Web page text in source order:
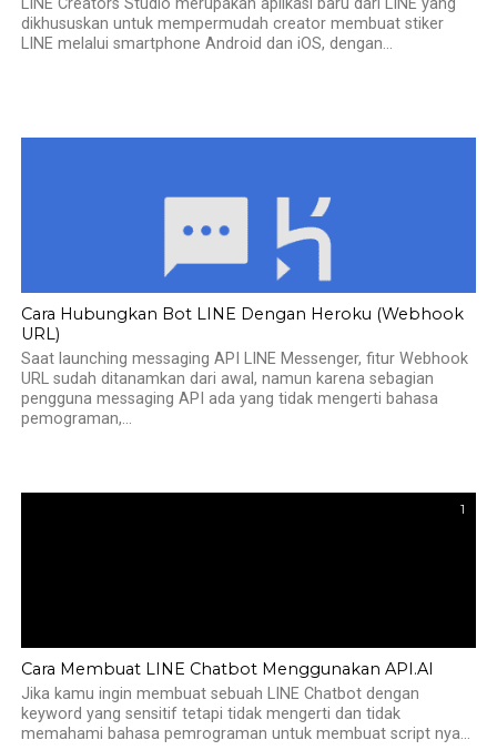
LINE Creators Studio merupakan aplikasi baru dari LINE yang
dikhususkan untuk mempermudah creator membuat stiker
LINE melalui smartphone Android dan iOS, dengan...
Cara Hubungkan Bot LINE Dengan Heroku (Webhook
URL)
Saat launching messaging API LINE Messenger, fitur Webhook
URL sudah ditanamkan dari awal, namun karena sebagian
pengguna messaging API ada yang tidak mengerti bahasa
pemograman,...
1
Cara Membuat LINE Chatbot Menggunakan API.AI
Jika kamu ingin membuat sebuah LINE Chatbot dengan
keyword yang sensitif tetapi tidak mengerti dan tidak
memahami bahasa pemrograman untuk membuat script nya...